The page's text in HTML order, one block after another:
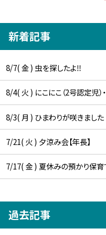
新着記事
8/7( 金 ) 虫を探したよ‼
8/4( 火 ) にこにこ（2号認定児
8/3( 月 ) ひまわりが咲きました
7/21( 火 ) 夕涼み会【年長】
7/17( 金 ) 夏休みの預かり保育
過去記事